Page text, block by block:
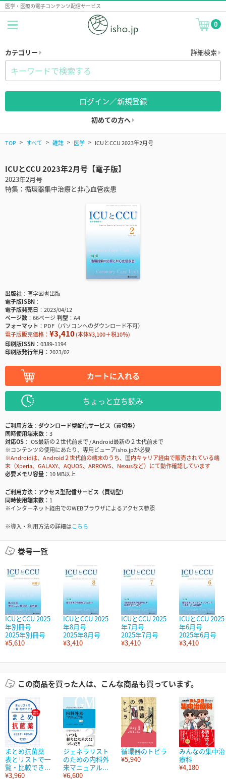
医学・医療の電子コンテンツ配信サービス
0
カテゴリー 詳細検索
ログイン／新規登録
初めての方へ
TOP すべて 雑誌 医学 ICUとCCU 2023年2月号
ICUとCCU 2023年2月号【電子版】
2023年2月号
特集：循環器集中治療と非心血管疾患
出版社
医学図書出版
電子版ISBN
電子版発売日
2023/04/12
ページ数
66ページ判型
A4
フォーマット
PDF（パソコンへのダウンロード不可）
電子版販売価格： ¥3,410(本体¥3,100＋税10％)
印刷版ISSN
0389-1194
印刷版発行年月
2023/02
カートに入れる
ちょっと立ち読み
ご利用方法
ダウンロード型配信サービス（買切型）
同時使用端末数
3
対応OS
iOS最新の２世代前まで / Android最新の２世代前まで
※コンテンツの使用にあたり、専用ビューアisho.jpが必要
※Androidは、Android２世代前の端末のうち、国内キャリア経由で販売されている端
末（Xperia、GALAXY、AQUOS、ARROWS、Nexusなど）にて動作確認しています
必要メモリ容量
10 MB以上
ご利用方法
アクセス型配信サービス（買切型）
同時使用端末数
1
※インターネット経由でのWEBブラウザによるアクセス参照
※導入・利用方法の詳細はこちら
巻号一覧
ICUとCCU 2025
年別冊号
2025年別冊号
¥5,610
ICUとCCU 2025
年8月号
2025年8月号
¥3,410
ICUとCCU 2025
年7月号
2025年7月号
¥3,410
ICUとCCU 2025
年6月号
2025年6月号
¥3,410
この商品を買った人は、こんな商品も買っています。
まとめ抗菌薬
表とリストで一
覧・比較でき...
¥3,960
ジェネラリスト
のための内科外
来マニュアル...
¥6,600
循環器のトビラ
¥5,940
みんなの集中治
療科
¥4,180